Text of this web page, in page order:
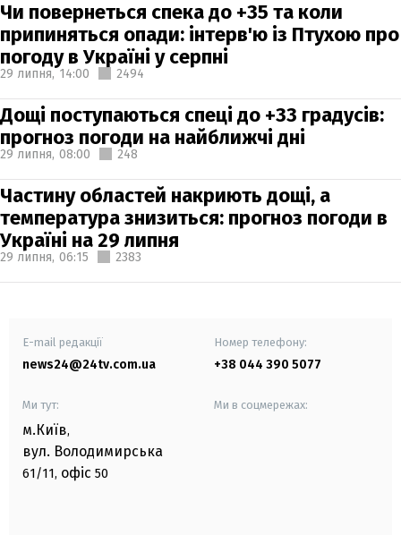
Чи повернеться спека до +35 та коли
припиняться опади: інтерв'ю із Птухою про
погоду в Україні у серпні
29 липня, 14:00 2494
Дощі поступаються спеці до +33 градусів:
прогноз погоди на найближчі дні
29 липня, 08:00 248
Частину областей накриють дощі, а
температура знизиться: прогноз погоди в
Україні на 29 липня
29 липня, 06:15 2383
E-mail редакції
news24@24tv.com.ua
Номер телефону:
+38 044 390 5077
Ми тут:
м.Київ,
вул. Володимирська
61/11, офіс 50
Ми в соцмережах: